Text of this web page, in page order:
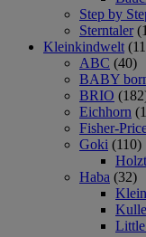
Step by
Sterntaler
Kleinkindwelt
ABC (40)
BABY
BRIO
Eichhorn
Fisher-
Goki (110)
Haba (32)